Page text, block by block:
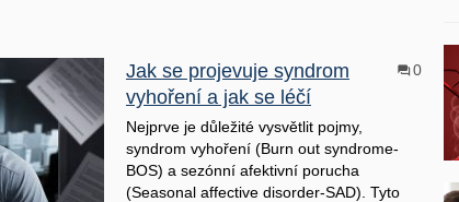
Jak se projevuje syndrom
vyhoření a jak se léčí
0
Nejprve je důležité vysvětlit pojmy,
syndrom vyhoření (Burn out syndrome-
BOS) a sezónní afektivní porucha
(Seasonal affective disorder-SAD). Tyto